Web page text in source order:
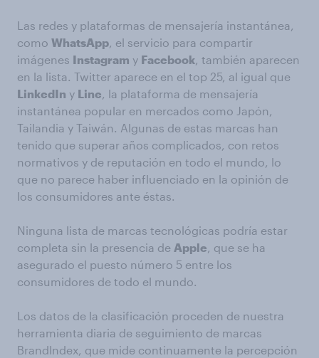
Las redes y plataformas de mensajería instantánea,
como WhatsApp, el servicio para compartir
imágenes Instagram y Facebook, también aparecen
en la lista. Twitter aparece en el top 25, al igual que
LinkedIn y Line, la plataforma de mensajería
instantánea popular en mercados como Japón,
Tailandia y Taiwán. Algunas de estas marcas han
tenido que superar años complicados, con retos
normativos y de reputación en todo el mundo, lo
que no parece haber influenciado en la opinión de
los consumidores ante éstas.
Ninguna lista de marcas tecnológicas podría estar
completa sin la presencia de Apple, que se ha
asegurado el puesto número 5 entre los
consumidores de todo el mundo.
Los datos de la clasificación proceden de nuestra
herramienta diaria de seguimiento de marcas
BrandIndex, que mide continuamente la percepción